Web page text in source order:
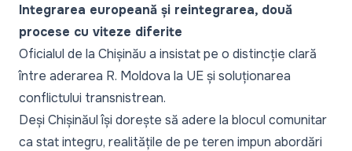
Integrarea europeană și reintegrarea, două
procese cu viteze diferite
Oficialul de la Chișinău a insistat pe o distincție clară
între aderarea R. Moldova la UE și soluționarea
conflictului transnistrean.
Deși Chișinăul își dorește să adere la blocul comunitar
ca stat integru, realitățile de pe teren impun abordări